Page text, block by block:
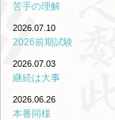
苦手の理解
2026.07.10
2026前期試験
2026.07.03
継続は大事
2026.06.26
本番同様